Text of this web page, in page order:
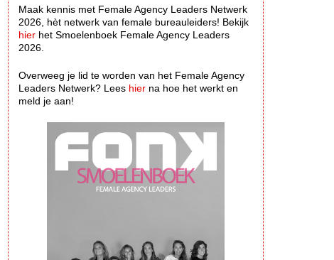
Maak kennis met Female Agency Leaders Netwerk
2026, hèt netwerk van female bureauleiders! Bekijk
hier het Smoelenboek Female Agency Leaders
2026.
Overweeg je lid te worden van het Female Agency
Leaders Netwerk? Lees hier na hoe het werkt en
meld je aan!